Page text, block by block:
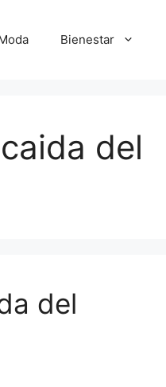
Bienestar
del
del